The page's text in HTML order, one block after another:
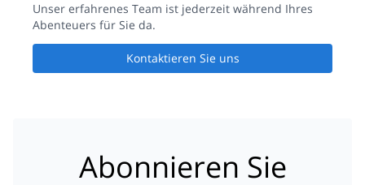
Unser erfahrenes Team ist jederzeit während Ihres
Abenteuers für Sie da.
Kontaktieren Sie uns
Abonnieren Sie